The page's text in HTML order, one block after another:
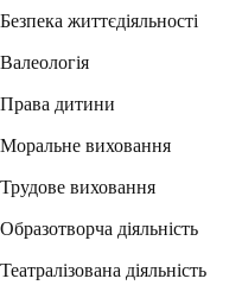
Безпека життєдіяльності
Валеологія
Права дитини
Моральне виховання
Трудове виховання
Образотворча діяльність
Театралізована діяльність